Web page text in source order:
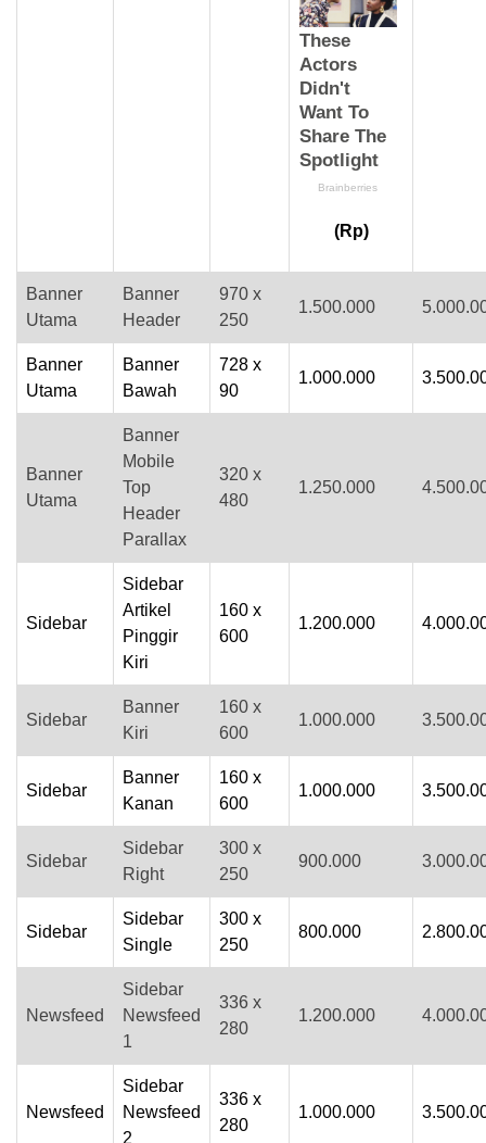
(Rp)
Banner
Utama
Banner
Header
970 x
250
1.500.000
Banner
Utama
Banner
Bawah
728 x
90
1.000.000
Banner
Utama
Banner
Mobile
Top
Header
Parallax
320 x
480
1.250.000
Sidebar
Sidebar
Artikel
Pinggir
Kiri
160 x
600
1.200.000
Sidebar
Banner
Kiri
160 x
600
1.000.000
Sidebar
Banner
Kanan
160 x
600
1.000.000
Sidebar
Sidebar
Right
300 x
250
900.000
Sidebar
Sidebar
Single
300 x
250
800.000
Newsfeed
Sidebar
Newsfeed
1
336 x
280
1.200.000
Newsfeed
Sidebar
Newsfeed
2
336 x
280
1.000.000